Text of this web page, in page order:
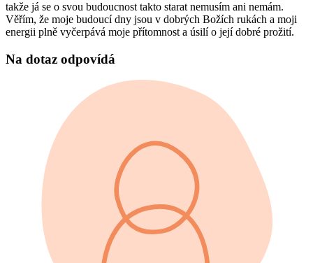
takže já se o svou budoucnost takto starat nemusím ani nemám.
Věřím, že moje budoucí dny jsou v dobrých Božích rukách a moji
energii plně vyčerpává moje přítomnost a úsilí o její dobré prožití.
Na dotaz odpovídá